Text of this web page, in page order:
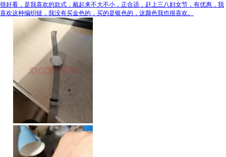
很好看，是我喜欢的款式，戴起来不大不小，正合适，赶上三八妇女节，有优惠，我
喜欢这种编织链，我没有买金色的，买的是银色的，这颜色我也很喜欢。